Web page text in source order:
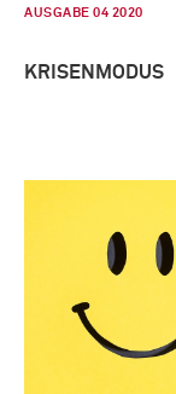
AUSGABE 04 2020
KRISENMODUS